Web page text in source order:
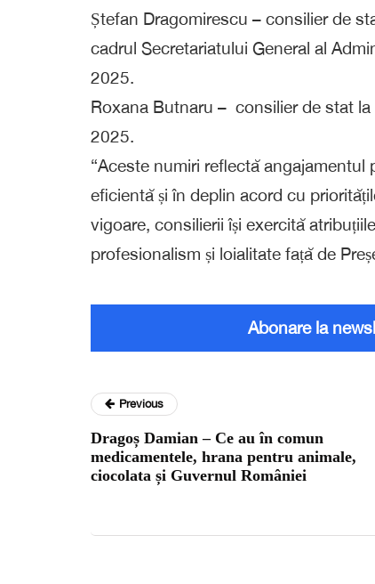
Ștefan Dragomirescu – consilier de
cadrul Secretariatului General al
2025.
Roxana Butnaru – consilier de stat
2025.
“Aceste numiri reflectă
eficientă și în deplin acord cu
vigoare, consilierii își exercită
profesionalism și loialitate față de
Abonare la
Previous
Dragoș Damian – Ce au în comun
medicamentele, hrana pentru animale,
ciocolata și Guvernul României